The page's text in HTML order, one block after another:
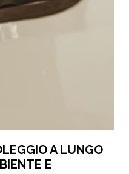
A LUNGO
E